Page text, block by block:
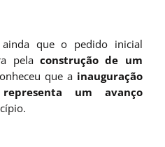
que o pedido inicial
pela construção de um
que a inauguração
um avanço